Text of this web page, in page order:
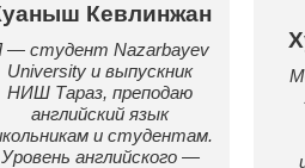
Кевлинжан
— студент Nazarbayev
University и выпускник
НИШ Tараз, преподаю
английский язык
и студентам.
Уровень английского —